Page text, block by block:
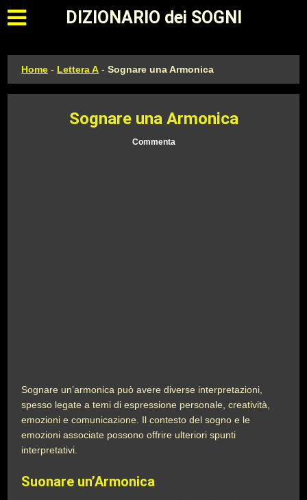
Apri il menu principale
DIZIONARIO dei SOGNI
Home - Lettera A -Sognare una Armonica
Sognare una Armonica
Commenta
Sognare un’armonica può avere diverse interpretazioni,
spesso legate a temi di espressione personale, creatività,
emozioni e comunicazione. Il contesto del sogno e le
emozioni associate possono offrire ulteriori spunti
interpretativi.
Suonare un’Armonica